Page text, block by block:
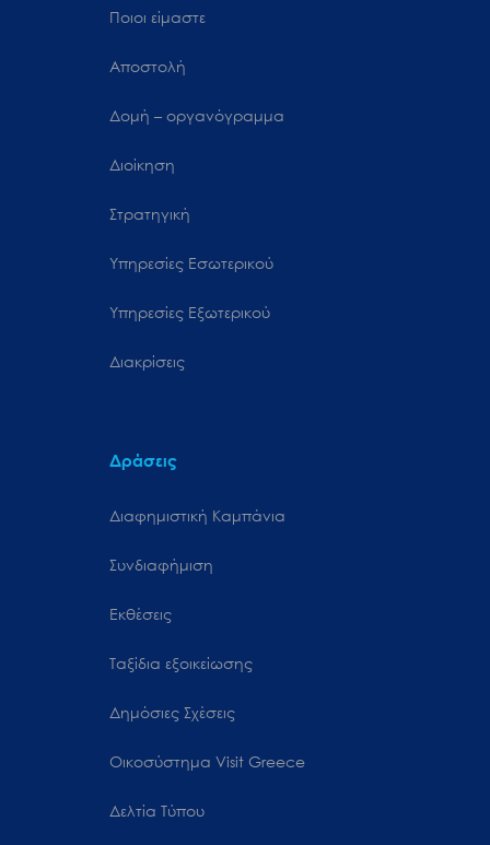
Ποιοι είμαστε
Αποστολή
Δομή – οργανόγραμμα
Διοίκηση
Στρατηγική
Υπηρεσίες Εσωτερικού
Υπηρεσίες Εξωτερικού
Διακρίσεις
Δράσεις
Διαφημιστική Καμπάνια
Συνδιαφήμιση
Εκθέσεις
Ταξίδια εξοικείωσης
Δημόσιες Σχέσεις
Oικοσύστημα Visit Greece
Δελτία Τύπου